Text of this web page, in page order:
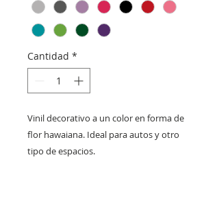
Cantidad *
Vinil decorativo a un color en forma de
flor hawaiana. Ideal para autos y otro
tipo de espacios.